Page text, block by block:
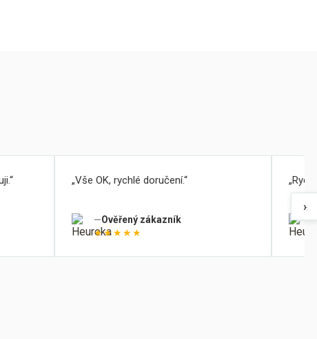
Vše OK, rychlé doručení.
Ověřený zákazník
★★★★★
›